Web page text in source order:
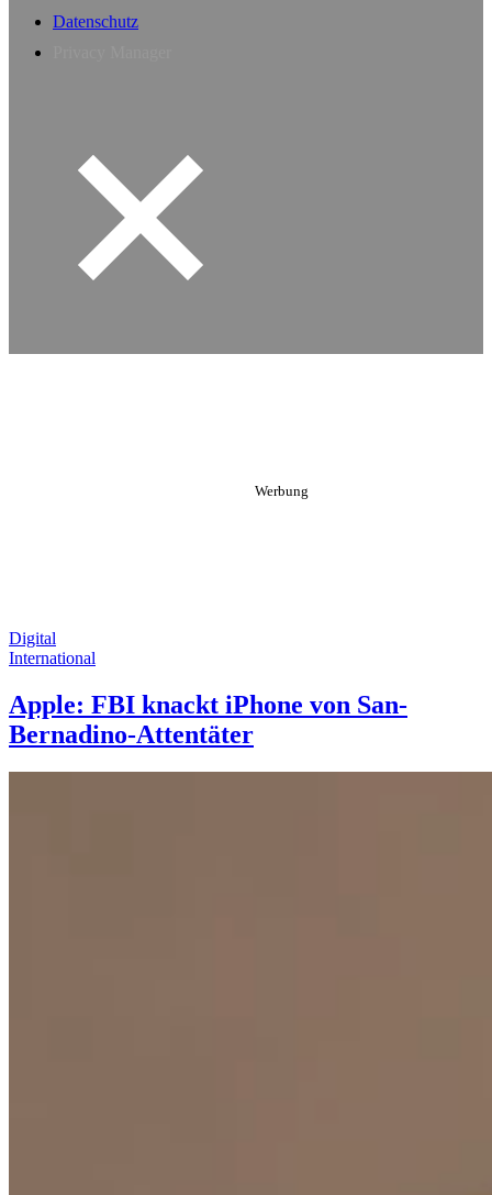
Datenschutz
Digital
International
Apple: FBI knackt iPhone von San-
Bernadino-Attentäter